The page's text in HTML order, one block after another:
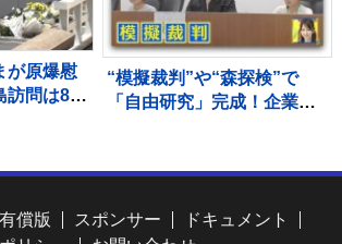
が原爆慰
問は8年
“模擬裁判”や“森探検”で
「自由研究」完成！企業
有償版 スポンサー
ドキュメント